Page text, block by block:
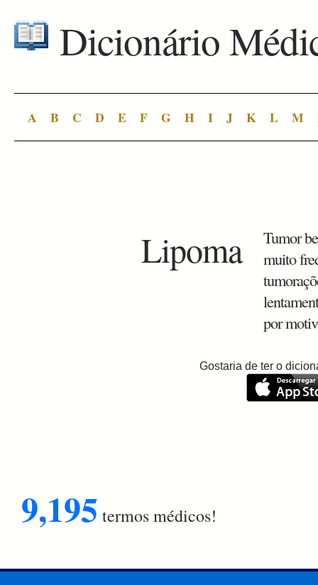
Dicionário
A B C D E F G H I J K L M
Lipoma
Tumor
muito
por
Gostaria de ter o
9,195 termos médicos!